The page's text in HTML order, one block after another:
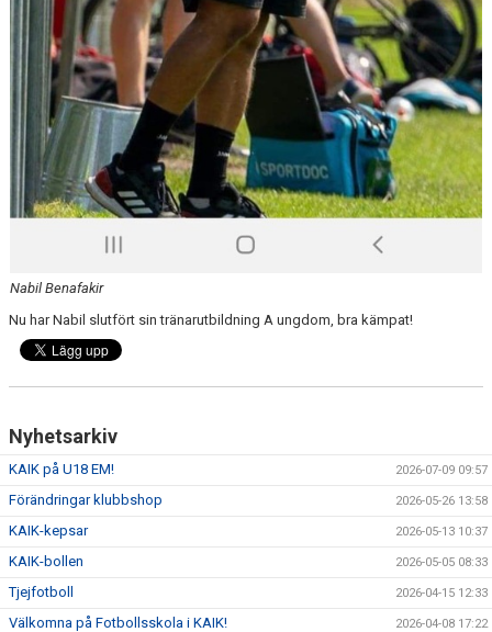
Nabil Benafakir
Nu har Nabil slutfört sin tränarutbildning A ungdom, bra kämpat!
Nyhetsarkiv
KAIK på U18 EM! 2026-07-09 09:57
Förändringar klubbshop 2026-05-26 13:58
KAIK-kepsar 2026-05-13 10:37
KAIK-bollen 2026-05-05 08:33
Tjejfotboll 2026-04-15 12:33
Välkomna på Fotbollsskola i KAIK! 2026-04-08 17:22